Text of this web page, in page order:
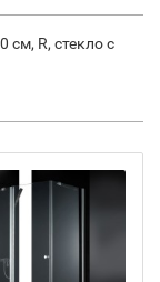
см, R, стекло с